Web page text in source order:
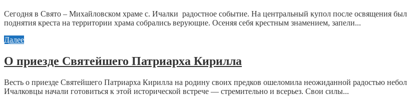
Сегодня в Свято – Михайловском храме с. Ичалки радостное событие. На центральный купол после освящения
поднятия креста на территории храма собрались верующие. Осеняя себя крестным знамением, запели...
Далее
О приезде Святейшего Патриарха Кирилла
Весть о приезде Святейшего Патриарха Кирилла на родину своих предков ошеломила неожиданной радостью
Ичалковцы начали готовиться к этой исторической встрече — стремительно и всерьез. Свои силы...